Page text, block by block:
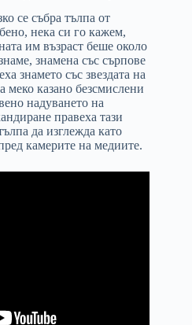
се събра тълпа от
нека си го кажем,
им възраст беше около
знамена със сърпове
знамето със звездата на
меко казано безсмислени
надуването на
правеха тази
да изглежда като
камерите на медиите.